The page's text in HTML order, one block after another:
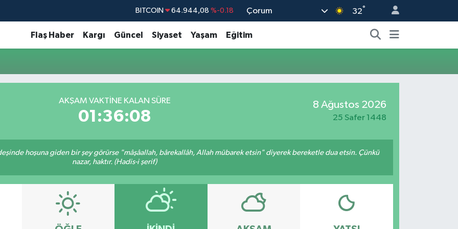
BITCOIN 64.944,08 %-0.18
EURO 55,2510 %0.32
GRAM ALTIN 6660.55 %0.03
BİST100
Çorum 32°
Flaş Haber Kargı Güncel Siyaset Yaşam Eğitim
AKŞAM VAKTINE KALAN SÜRE
01:36:08
8 Ağustos 2026
25 Safer 1448
hoşuna giden bir şey görürse "mâşâallah, bârekallâh, Allah mübarek etsin" diyerek bereketle dua etsin. Çünkü
nazar, haktır. (Hadis-i şerif)